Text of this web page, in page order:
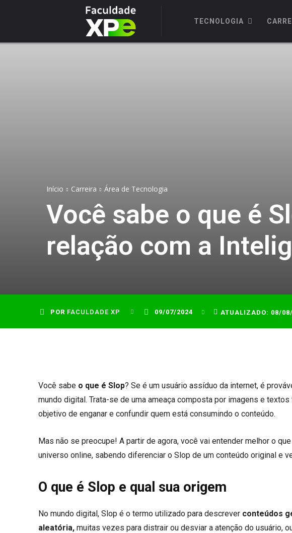
TECNOLOGIA
Início Carreira Área de Tecnologia
Você sabe o que é
relação com a
POR FACULDADE XP 09/07/2024 ATUALIZADO: 08/
Você sabe o que é Slop? Se é um usuário assíduo da internet, é
mundo digital. Trata-se de uma ameaça composta por imagens e
objetivo de enganar e confundir quem está consumindo o conteúdo.
Mas não se preocupe! A partir de agora, você vai entender melhor o
universo online, sabendo diferenciar o Slop de um conteúdo original e
O que é Slop e qual sua origem
No mundo digital, Slop é o termo utilizado para descrever conteúdos
aleatória, muitas vezes para distrair ou desviar a atenção do usuário,